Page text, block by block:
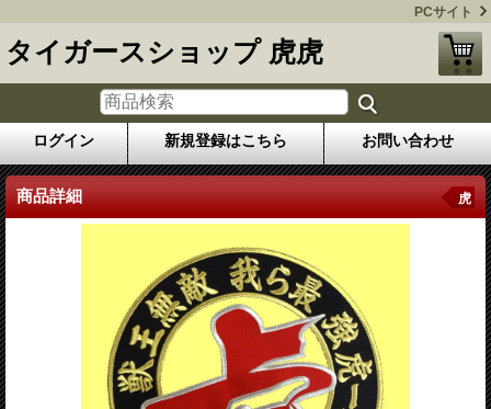
PCサイト
タイガースショップ 虎虎
ログイン 新規登録はこちら お問い合わせ
商品詳細 虎